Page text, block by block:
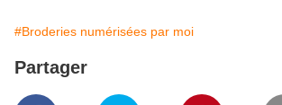
#Broderies numérisées par moi
Partager